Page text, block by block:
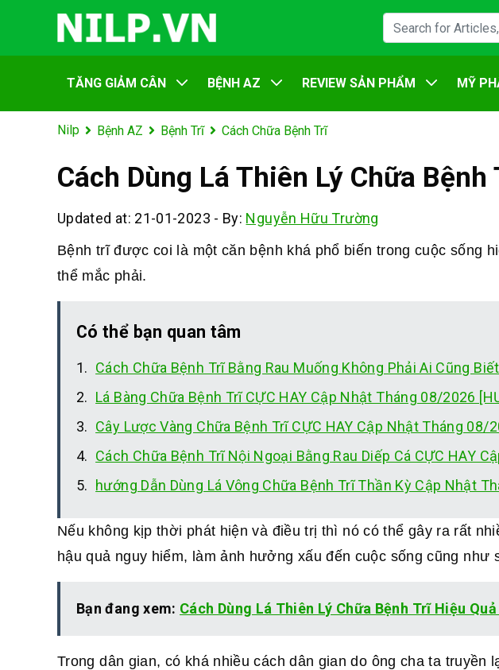
TĂNG GIẢM CÂN BỆNH AZ REVIEW SẢN PHẨM MỸ
Nilp Bệnh AZ Bệnh Trĩ Cách Chữa Bệnh Trĩ
Cách Dùng Lá Thiên Lý Chữa
Updated at: 21-01-2023 - By: Nguyễn Hữu Trường
Bệnh trĩ được coi là một căn bệnh khá phổ biến trong cuộc sống
thể mắc phải.
Có thể bạn quan tâm
Cách Chữa Bệnh Trĩ Bằng Rau Muống Không Phải Ai Cũng
Lá Bàng Chữa Bệnh Trĩ CỰC HAY Cập Nhật Tháng 08/2026
Cây Lược Vàng Chữa Bệnh Trĩ CỰC HAY Cập Nhật Tháng 08/
Cách Chữa Bệnh Trĩ Nội Ngoại Bằng Rau Diếp Cá CỰC HAY
hướng Dẫn Dùng Lá Vông Chữa Bệnh Trĩ Thần Kỳ Cập Nhật
Nếu không kịp thời phát hiện và điều trị thì nó có thể gây ra rất
hậu quả nguy hiểm, làm ảnh hưởng xấu đến cuộc sống cũng như
Bạn đang xem: Cách Dùng Lá Thiên Lý Chữa Bệnh Trĩ Hiệu
Trong dân gian, có khá nhiều cách dân gian do ông cha ta truyền